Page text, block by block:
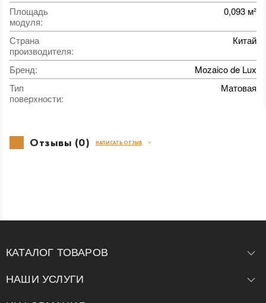
Площадь
модуля:
0,093 м²
Страна
производителя:
Китай
Бренд:
Mozaico de Lux
Тип
поверхности:
Матовая
Отзывы (0) НАПИСАТЬ ОТЗЫВ
КАТАЛОГ ТОВАРОВ
НАШИ УСЛУГИ